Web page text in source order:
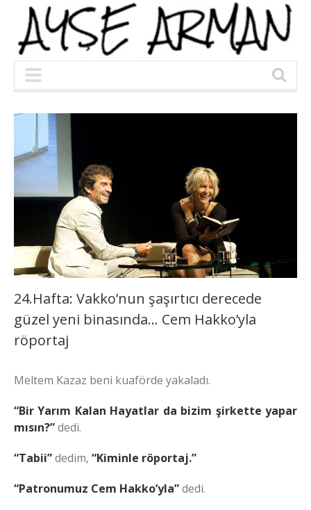
24.Hafta: Vakko’nun şaşırtıcı derecede
güzel yeni binasında… Cem Hakko’yla
röportaj
Meltem Kazaz beni kuaförde yakaladı.
“Bir Yarım Kalan Hayatlar da bizim şirkette yapar
mısın?”dedi.
“Tabii”dedim, “Kiminle röportaj.”
“Patronumuz Cem Hakko’yla”dedi.